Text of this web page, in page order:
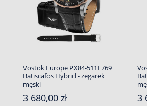
Vostok Europe PX84-511E769
Batiscafos Hybrid - zegarek
męski
3 680,00 zł 3